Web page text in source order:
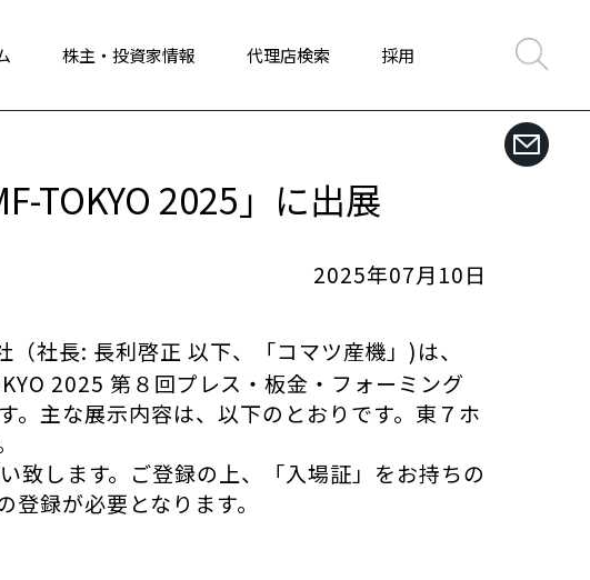
株主・投資家情報 代理店検索 採用
TOKYO 2025」に出展
2025年07月10日
社長: 長利啓正 以下、「コマツ産機」)は、
2025 第８回プレス・板金・フォーミング
主な展示内容は、以下のとおりです。東７ホ
致します。ご登録の上、「入場証」をお持ちの
録が必要となります。